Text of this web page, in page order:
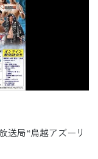
送局“鳥越アズーリ